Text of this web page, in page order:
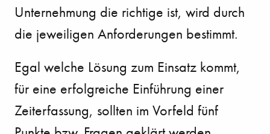
Unternehmung die richtige ist, wird durch
die jeweiligen Anforderungen bestimmt.
Egal welche Lösung zum Einsatz kommt,
für eine erfolgreiche Einführung einer
Zeiterfassung, sollten im Vorfeld fünf